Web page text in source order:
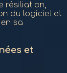
résiliation,
du logiciel et
sa
et